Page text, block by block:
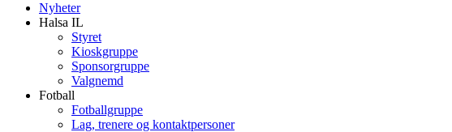
Nyheter
Halsa IL
Styret
Kioskgruppe
Sponsorgruppe
Valgnemd
Fotball
Fotballgruppe
Lag, trenere og kontaktpersoner